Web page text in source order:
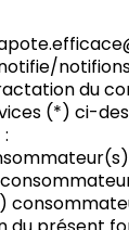
du
(*) ci-